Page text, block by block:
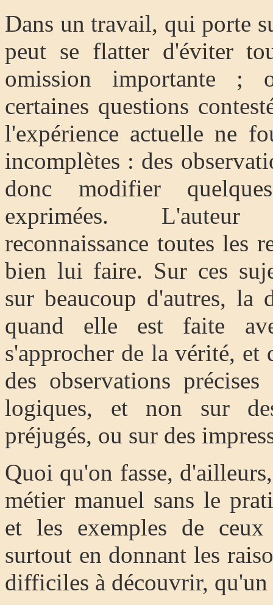
Dans un travail, qui porte
peut se flatter d'éviter
omission importante ;
certaines questions
l'expérience actuelle ne
incomplètes : des
donc modifier
exprimées.
reconnaissance toutes les
bien lui faire. Sur ces
sur beaucoup d'autres, la
quand elle est faite
s'approcher de la vérité, et
des observations
logiques, et non sur
préjugés, ou sur des
Quoi qu'on fasse,
métier manuel sans le
et les exemples de
surtout en donnant les
difficiles à découvrir,